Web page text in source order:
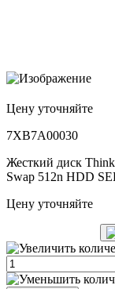
Цену уточняйте
7XB7A00030
Жесткий диск
Swap 512n HDD
Цену уточняйте